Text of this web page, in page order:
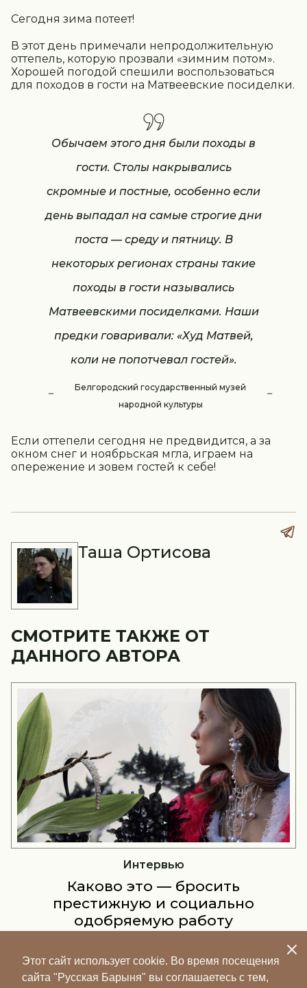
Этот сайт использует cookie. Во время посещения
сайта "Русская Барыня" вы соглашаетесь с тем,
Сегодня зима потеет!
В этот день примечали непродолжительную
оттепель, которую прозвали «зимним потом».
Хорошей погодой спешили воспользоваться
для походов в гости на Матвеевские посиделки.
Обычаем этого дня были походы в
гости. Столы накрывались
скромные и постные, особенно если
день выпадал на самые строгие дни
поста — среду и пятницу. В
некоторых регионах страны такие
походы в гости назывались
Матвеевскими посиделками. Наши
предки говаривали: «Худ Матвей,
коли не попотчевал гостей».
Белгородский государственный музей
народной культуры
Если оттепели сегодня не предвидится, а за
окном снег и ноябрьская мгла, играем на
опережение и зовем гостей к себе!
Таша Ортисова
СМОТРИТЕ ТАКЖЕ ОТ
ДАННОГО АВТОРА
Интервью
Каково это — бросить
престижную и социально
одобряемую работу
бренд украшений?
Electric Milk — это практически подиумная история,